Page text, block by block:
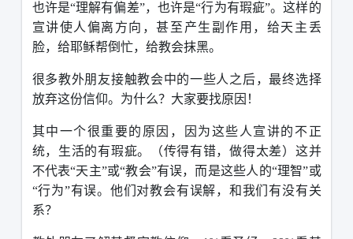
也许是“理解有偏差”，也许是“行为有瑕疵”。这样的
宣讲使人偏离方向，甚至产生副作用，给天主丢
脸，给耶稣帮倒忙，给教会抹黑。
很多教外朋友接触教会中的一些人之后，最终选择
放弃这份信仰。为什么？大家要找原因！
其中一个很重要的原因，因为这些人宣讲的不正
统，生活的有瑕疵。（传得有错，做得太差）这并
不代表“天主”或“教会”有误，而是这些人的“理智”或
“行为”有误。他们对教会有误解，和我们有没有关
系？